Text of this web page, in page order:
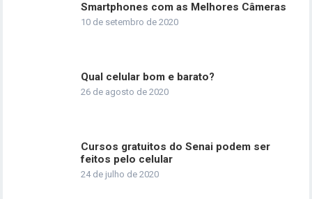
Smartphones com as Melhores Câmeras
10 de setembro de 2020
Qual celular bom e barato?
26 de agosto de 2020
Cursos gratuitos do Senai podem ser
feitos pelo celular
24 de julho de 2020